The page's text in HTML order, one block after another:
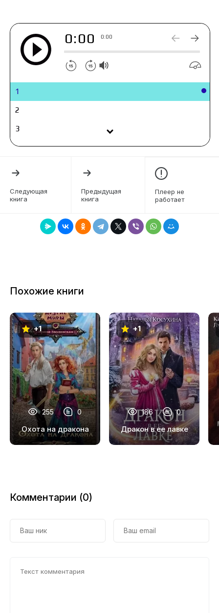
0:00 0:00
1
2
3
4
7
12
13
14
15
16
17
18
19
20
23
24
27
Следующая
книга
Предыдущая
книга
Плеер не
работает
Похожие книги
+1
255 0
Охота на дракона
+1
186 0
Дракон в ее лавке
Комментарии (0)